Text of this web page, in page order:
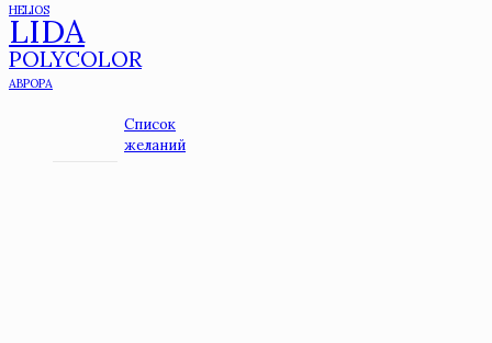
HELIOS
LIDA
POLYCOLOR
АВРОРА
Список
желаний